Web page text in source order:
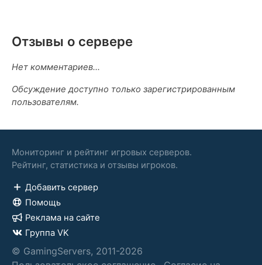
Отзывы о сервере
Нет комментариев...
Обсуждение доступно только зарегистрированным
пользователям.
Мониторинг и рейтинг игровых серверов.
Рейтинг, статистика и отзывы игроков.
Добавить сервер
Помощь
Реклама на сайте
Группа VK
© GamingServers, 2011-2026